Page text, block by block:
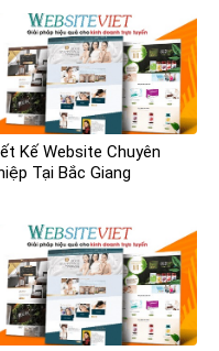
Kế Website Chuyên
Tại Bắc Giang